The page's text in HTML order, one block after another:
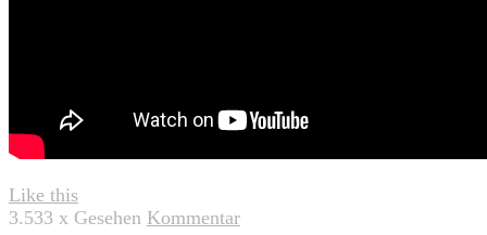
Like this
3.533 x Gesehen Kommentar